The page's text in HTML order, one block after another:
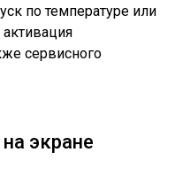
по температуре или
сервисного
экране